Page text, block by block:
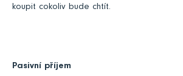
koupit cokoliv bude chtít.
Pasivní příjem